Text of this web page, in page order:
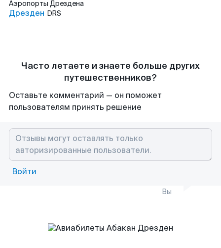
Аэропорты Дрездена
Дрезден DRS
Часто летаете и знаете больше других
путешественников?
Оставьте комментарий — он поможет
пользователям принять решение
Войти
Вы